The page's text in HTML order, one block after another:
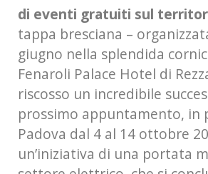
di eventi gratuiti sul
tappa bresciana –
giugno nella splendida
Fenaroli Palace Hotel di
riscosso un incredibile
prossimo appuntamento, in
Padova dal 4 al 14 ottobre
un’iniziativa di una portata